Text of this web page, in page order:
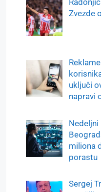
Zvezde
uključi
napravi
miliona
porastu
Sergej